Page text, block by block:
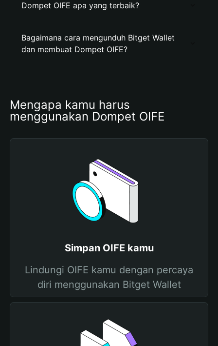
Dompet OIFE apa yang terbaik?
Bagaimana cara mengunduh Bitget Wallet
dan membuat Dompet OIFE?
Mengapa kamu harus
menggunakan Dompet OIFE
Simpan OIFE kamu
Lindungi OIFE kamu dengan percaya
diri menggunakan Bitget Wallet